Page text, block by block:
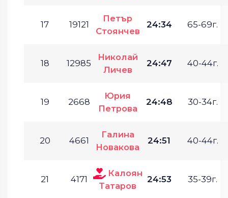
17 19121
Петър
Стоянчев
24:34 65-69г.
18 12985
Николай
Личев
24:47 40-44г.
19 2668
Юрия
Петрова
24:48 30-34г.
20 4661
Галина
Новакова
24:51 40-44г.
21 4171
Калоян
Татаров
24:53 35-39г.